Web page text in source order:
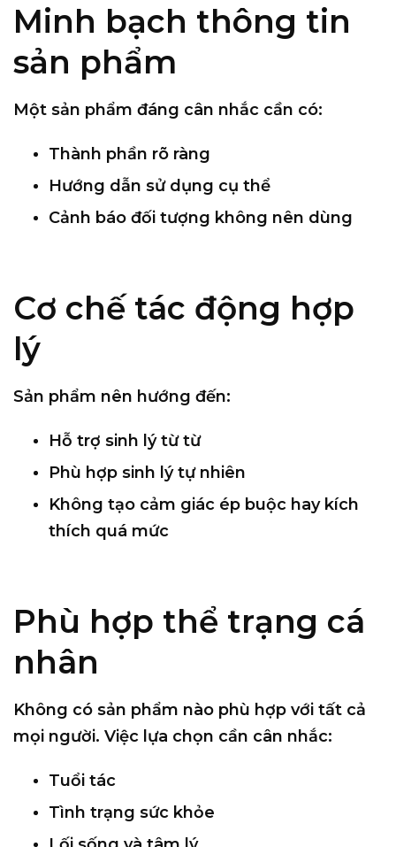
Minh bạch thông tin
sản phẩm
Một sản phẩm đáng cân nhắc cần có:
Thành phần rõ ràng
Hướng dẫn sử dụng cụ thể
Cảnh báo đối tượng không nên dùng
Cơ chế tác động hợp
lý
Sản phẩm nên hướng đến:
Hỗ trợ sinh lý từ từ
Phù hợp sinh lý tự nhiên
Không tạo cảm giác ép buộc hay kích
thích quá mức
Phù hợp thể trạng cá
nhân
Không có sản phẩm nào phù hợp với tất cả
mọi người. Việc lựa chọn cần cân nhắc:
Tuổi tác
Tình trạng sức khỏe